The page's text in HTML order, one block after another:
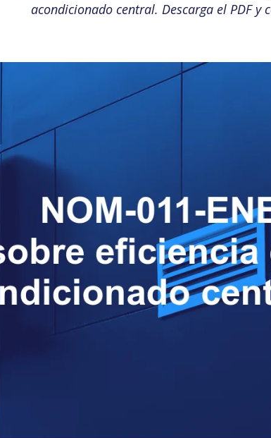
acondicionado central. Descarga el PDF y